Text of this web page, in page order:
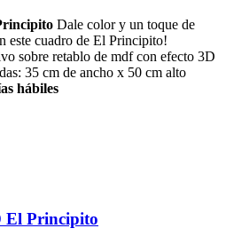
Dale color y un toque de
este cuadro de El Principito!
sobre retablo de mdf con efecto 3D
35 cm de ancho x 50 cm alto
hábiles
El Principito